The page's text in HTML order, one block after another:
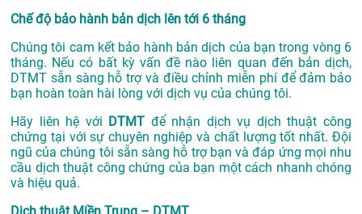
Chế độ bảo hành bản dịch lên tới 6 tháng
Chúng tôi cam kết bảo hành bản dịch của bạn trong vòng 6
tháng. Nếu có bất kỳ vấn đề nào liên quan đến bản dịch,
DTMT sẵn sàng hỗ trợ và điều chỉnh miễn phí để đảm bảo
bạn hoàn toàn hài lòng với dịch vụ của chúng tôi.
Hãy liên hệ với DTMT để nhận dịch vụ dịch thuật công
chứng tại với sự chuyên nghiệp và chất lượng tốt nhất. Đội
ngũ của chúng tôi sẵn sàng hỗ trợ bạn và đáp ứng mọi nhu
cầu dịch thuật công chứng của bạn một cách nhanh chóng
và hiệu quả.